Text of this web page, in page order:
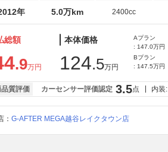
年 5.0万km 2400cc
総額
.9万円
本体価格
124.5万円
Aプラン
: 147.0万円
Bプラン
: 147.5万円
質評価 カーセンサー評価認定 3.5点 内装:
： G-AFTER MEGA越谷レイクタウン店